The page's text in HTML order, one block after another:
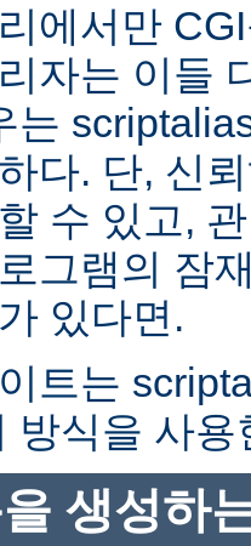
에서만
자는 이들
는
다. 단, 신
수 있고,
그램의 잠
있다면.
트는
방식을 사용
생성하